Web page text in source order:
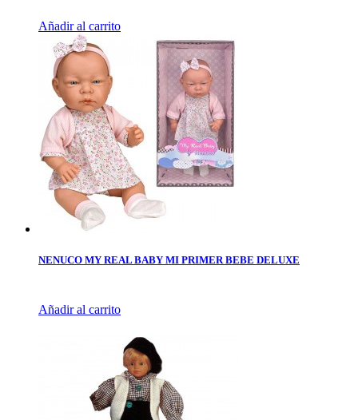
Añadir al carrito
NENUCO MY REAL BABY MI PRIMER BEBE DELUXE
Añadir al carrito